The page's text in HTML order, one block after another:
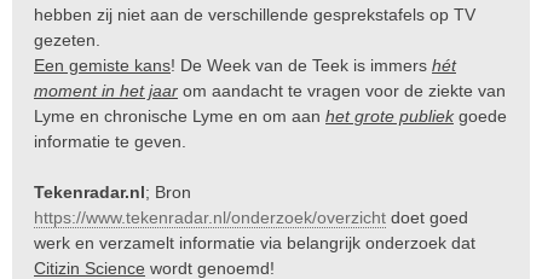
hebben zij niet aan de verschillende gesprekstafels op TV
gezeten.
Een gemiste kans! De Week van de Teek is immers hét
moment in het jaar om aandacht te vragen voor de ziekte van
Lyme en chronische Lyme en om aan het grote publiekgoede
informatie te geven.
Tekenradar.nl; Bron
https://www.tekenradar.nl/onderzoek/overzicht doet goed
werk en verzamelt informatie via belangrijk onderzoek dat
Citizin Science wordt genoemd!